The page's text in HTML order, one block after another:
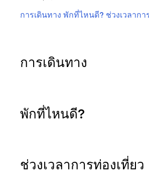
การเดินทาง พักที่ไหนดี? ช่วงเวลากา
การเดินทาง
พักที่ไหนดี?
ช่วงเวลาการท่องเที่ยว